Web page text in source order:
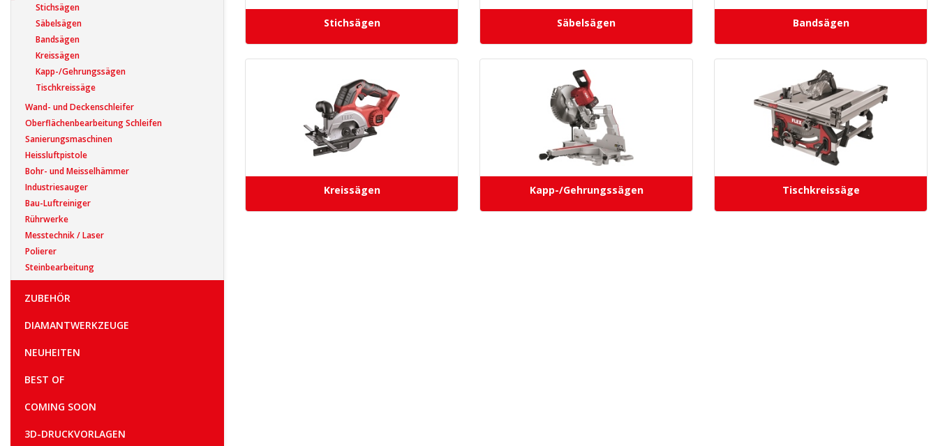
Stichsägen
Säbelsägen
Bandsägen
Kreissägen
Kapp-/Gehrungssägen
Tischkreissäge
Wand- und Deckenschleifer
Oberflächenbearbeitung Schleifen
Sanierungsmaschinen
Heissluftpistole
Bohr- und Meisselhämmer
Industriesauger
Bau-Luftreiniger
Rührwerke
Messtechnik / Laser
Polierer
Steinbearbeitung
ZUBEHÖR
DIAMANTWERKZEUGE
NEUHEITEN
BEST OF
COMING SOON
3D-DRUCKVORLAGEN
Stichsägen Säbelsägen Bandsägen
Kreissägen Kapp-/Gehrungssägen Tischkreissäge